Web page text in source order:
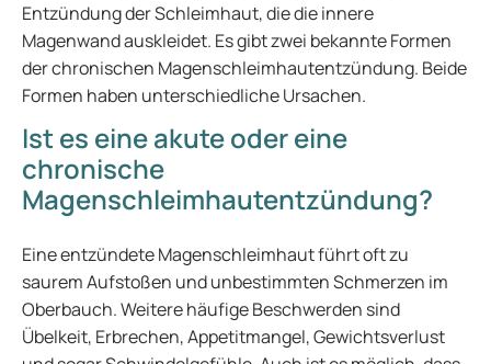
Entzündung der Schleimhaut, die die innere
Magenwand auskleidet. Es gibt zwei bekannte Formen
der chronischen Magenschleimhautentzündung. Beide
Formen haben unterschiedliche Ursachen.
Ist es eine akute oder eine
chronische
Magenschleimhautentzündung?
Eine entzündete Magenschleimhaut führt oft zu
saurem Aufstoßen und unbestimmten Schmerzen im
Oberbauch. Weitere häufige Beschwerden sind
Übelkeit, Erbrechen, Appetitmangel, Gewichtsverlust